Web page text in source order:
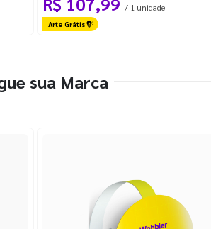
/ 1 unidade
Arte Grátis
sua Marca